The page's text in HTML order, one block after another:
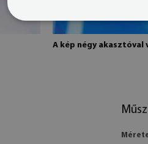
A kép négy akasztóval